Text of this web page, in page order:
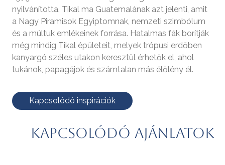
nyilvánította. Tikal ma Guatemalának azt jelenti, amit
a Nagy Piramisok Egyiptomnak, nemzeti szimbólum
és a múltuk emlékeinek forrása. Hatalmas fák borítják
még mindig Tikal épületeit, melyek trópusi erdőben
kanyargó széles utakon keresztül érhetők el, ahol
tukánok, papagájok és számtalan más élőlény él.
Kapcsolódó inspirációk
Kapcsolódó ajánlatok